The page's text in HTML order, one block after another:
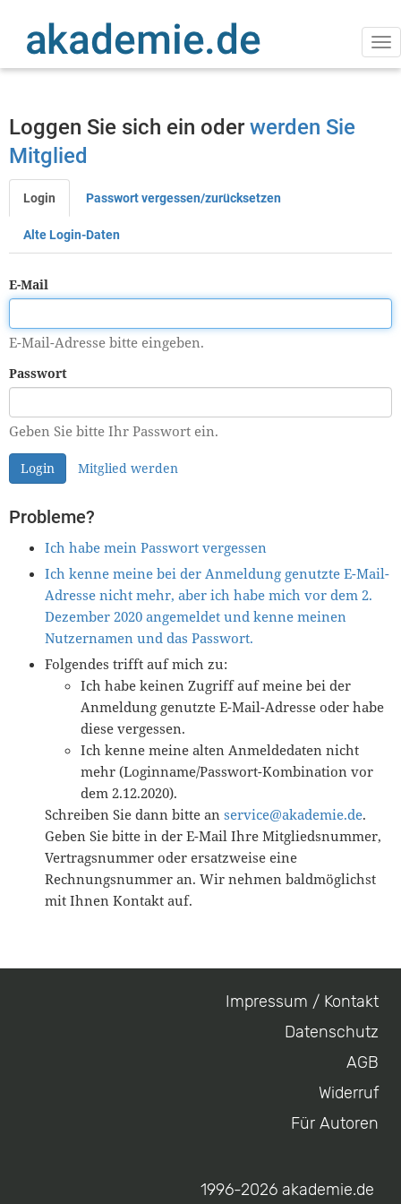
Inhalt
Loggen Sie sich ein oder werden Sie
Mitglied
Primäre
Reiter
Login Passwort vergessen/zurücksetzen
Alte Login-Daten
E-Mail
E-Mail-Adresse bitte eingeben.
Passwort
Geben Sie bitte Ihr Passwort ein.
Login Mitglied werden
Probleme?
Ich habe mein Passwort vergessen
Ich kenne meine bei der Anmeldung genutzte E-Mail-
Adresse nicht mehr, aber ich habe mich vor dem 2.
Dezember 2020 angemeldet und kenne meinen
Nutzernamen und das Passwort.
Folgendes trifft auf mich zu:
Ich habe keinen Zugriff auf meine bei der
Anmeldung genutzte E-Mail-Adresse oder habe
diese vergessen.
Ich kenne meine alten Anmeldedaten nicht
mehr (Loginname/Passwort-Kombination vor
dem 2.12.2020).
Schreiben Sie dann bitte an service@akademie.de.
Geben Sie bitte in der E-Mail Ihre Mitgliedsnummer,
Vertragsnummer oder ersatzweise eine
Rechnungsnummer an. Wir nehmen baldmöglichst
mit Ihnen Kontakt auf.
Impressum / Kontakt
Datenschutz
AGB
Widerruf
Für Autoren
1996-2026 akademie.de